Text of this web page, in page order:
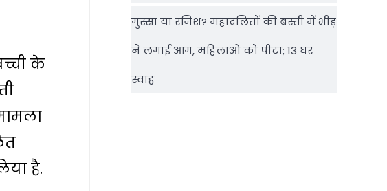
के
है.
गुस्सा या रंजिश? महादलितों की बस्ती में भीड़
ने लगाई आग, महिलाओं को पीटा; 13 घर
स्वाह